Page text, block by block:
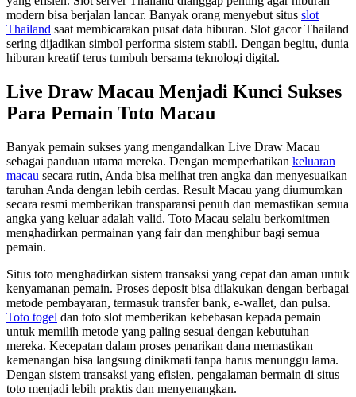
modern bisa berjalan lancar. Banyak orang menyebut situs slot
Thailand saat membicarakan pusat data hiburan. Slot gacor Thailand
sering dijadikan simbol performa sistem stabil. Dengan begitu, dunia
hiburan kreatif terus tumbuh bersama teknologi digital.
Live Draw Macau Menjadi Kunci Sukses
Para Pemain Toto Macau
Banyak pemain sukses yang mengandalkan Live Draw Macau
sebagai panduan utama mereka. Dengan memperhatikan keluaran
macau secara rutin, Anda bisa melihat tren angka dan menyesuaikan
taruhan Anda dengan lebih cerdas. Result Macau yang diumumkan
secara resmi memberikan transparansi penuh dan memastikan semua
angka yang keluar adalah valid. Toto Macau selalu berkomitmen
menghadirkan permainan yang fair dan menghibur bagi semua
pemain.
Situs toto menghadirkan sistem transaksi yang cepat dan aman untuk
kenyamanan pemain. Proses deposit bisa dilakukan dengan berbagai
metode pembayaran, termasuk transfer bank, e-wallet, dan pulsa.
Toto togel dan toto slot memberikan kebebasan kepada pemain
untuk memilih metode yang paling sesuai dengan kebutuhan
mereka. Kecepatan dalam proses penarikan dana memastikan
kemenangan bisa langsung dinikmati tanpa harus menunggu lama.
Dengan sistem transaksi yang efisien, pengalaman bermain di situs
toto menjadi lebih praktis dan menyenangkan.